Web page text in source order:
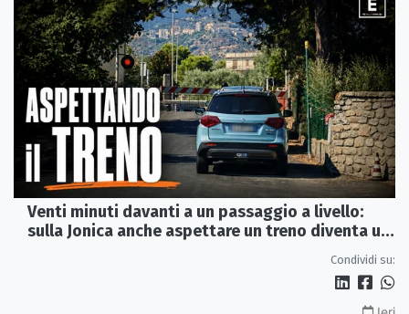
Venti minuti davanti a un passaggio a livello:
sulla Jonica anche aspettare un treno diventa un
Condividi su: